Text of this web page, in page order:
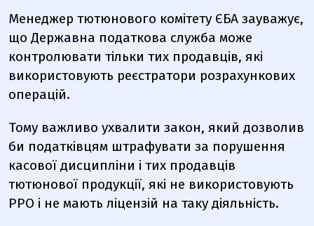
Менеджер тютюнового комітету ЄБА зауважує,
що Державна податкова служба може
контролювати тільки тих продавців, які
використовують реєстратори розрахункових
операцій.
Тому важливо ухвалити закон, який дозволив
би податківцям штрафувати за порушення
касової дисципліни і тих продавців
тютюнової продукції, які не використовують
РРО і не мають ліцензій на таку діяльність.